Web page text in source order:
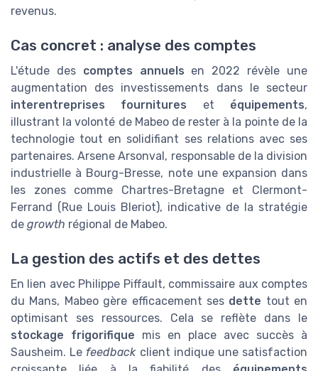
revenus.
Cas concret : analyse des comptes
L'étude des comptes annuels en 2022 révèle une
augmentation des investissements dans le secteur
interentreprises fournitures et équipements,
illustrant la volonté de Mabeo de rester à la pointe de la
technologie tout en solidifiant ses relations avec ses
partenaires. Arsene Arsonval, responsable de la division
industrielle à Bourg-Bresse, note une expansion dans
les zones comme Chartres-Bretagne et Clermont-
Ferrand (Rue Louis Bleriot), indicative de la stratégie
de growth régional de Mabeo.
La gestion des actifs et des dettes
En lien avec Philippe Piffault, commissaire aux comptes
du Mans, Mabeo gère efficacement ses dette tout en
optimisant ses ressources. Cela se reflète dans le
stockage frigorifique mis en place avec succès à
Sausheim. Le feedbackclient indique une satisfaction